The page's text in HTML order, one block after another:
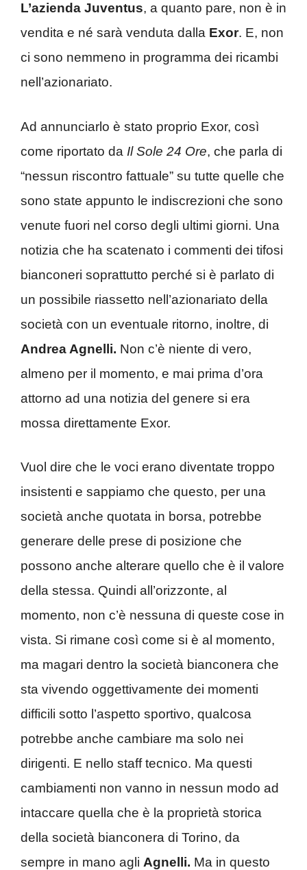
L’azienda Juventus, a quanto pare, non è in
vendita e né sarà venduta dalla Exor. E, non
ci sono nemmeno in programma dei ricambi
nell’azionariato.
Ad annunciarlo è stato proprio Exor, così
come riportato da Il Sole 24 Ore, che parla di
“nessun riscontro fattuale” su tutte quelle che
sono state appunto le indiscrezioni che sono
venute fuori nel corso degli ultimi giorni. Una
notizia che ha scatenato i commenti dei tifosi
bianconeri soprattutto perché si è parlato di
un possibile riassetto nell’azionariato della
società con un eventuale ritorno, inoltre, di
Andrea Agnelli. Non c’è niente di vero,
almeno per il momento, e mai prima d’ora
attorno ad una notizia del genere si era
mossa direttamente Exor.
Vuol dire che le voci erano diventate troppo
insistenti e sappiamo che questo, per una
società anche quotata in borsa, potrebbe
generare delle prese di posizione che
possono anche alterare quello che è il valore
della stessa. Quindi all’orizzonte, al
momento, non c’è nessuna di queste cose in
vista. Si rimane così come si è al momento,
ma magari dentro la società bianconera che
sta vivendo oggettivamente dei momenti
difficili sotto l’aspetto sportivo, qualcosa
potrebbe anche cambiare ma solo nei
dirigenti. E nello staff tecnico. Ma questi
cambiamenti non vanno in nessun modo ad
intaccare quella che è la proprietà storica
della società bianconera di Torino, da
sempre in mano agli Agnelli. Ma in questo